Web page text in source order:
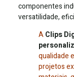
componentes
versatilidade,
AClips
qualidade
projetos